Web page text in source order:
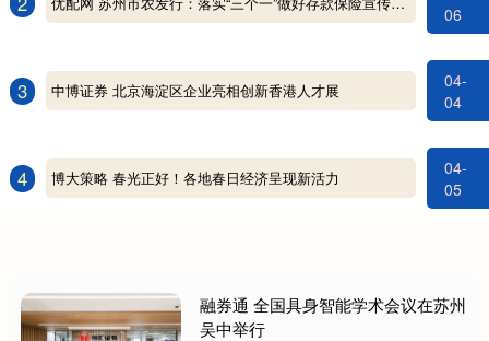
06
3 中博证券 北京海淀区企业亮相创新香港人才展
04-
04
4 博大策略 春光正好！各地春日经济呈现新活力
04-
05
融券通 全国具身智能学术会议在苏州
吴中举行